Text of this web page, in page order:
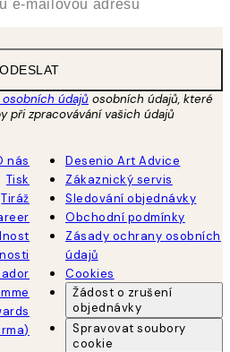
ODESLAT
údajů osobních údajů, které
při zpracovávání vašich údajů
nás
Tisk
Tiráž
Desenio Art Advice
Zákaznický servis
Sledování objednávky
Obchodní podmínky
Zásady ochrany osobních
údajů
Cookies
Žádost o zrušení
objednávky
Spravovat soubory
cookie